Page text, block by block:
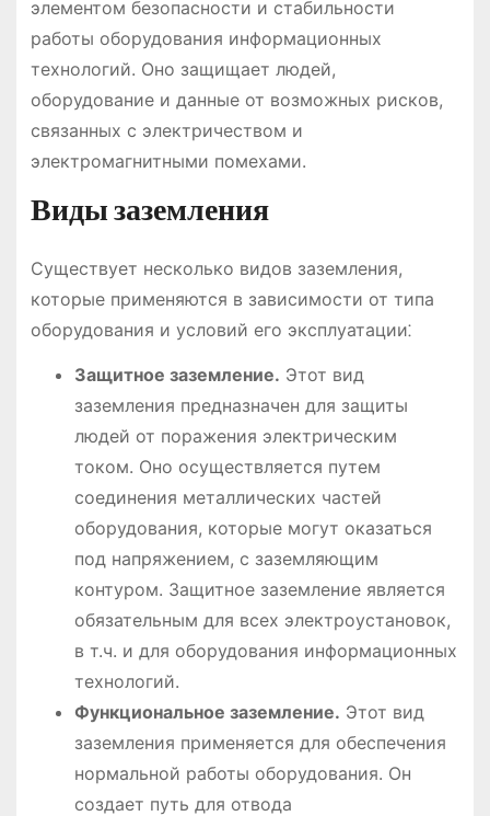
элементом безопасности и стабильности
работы оборудования информационных
технологий. Оно защищает людей,
оборудование и данные от возможных рисков,
связанных с электричеством и
электромагнитными помехами.
Виды заземления
Существует несколько видов заземления,
которые применяются в зависимости от типа
оборудования и условий его эксплуатации⁚
Защитное заземление. Этот вид
заземления предназначен для защиты
людей от поражения электрическим
током. Оно осуществляется путем
соединения металлических частей
оборудования, которые могут оказаться
под напряжением, с заземляющим
контуром. Защитное заземление является
обязательным для всех электроустановок,
в т.ч. и для оборудования информационных
технологий.
Функциональное заземление. Этот вид
заземления применяется для обеспечения
нормальной работы оборудования. Он
создает путь для отвода